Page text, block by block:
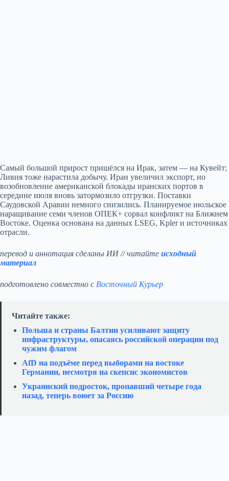
Самый большой прирост пришёлся на Ирак, затем — на Кувейт;
Ливия тоже нарастила добычу. Иран увеличил экспорт, но
возобновление американской блокады иранских портов в
середине июля вновь затормозило отгрузки. Поставки
Саудовской Аравии немного снизились. Планируемое июльское
наращивание семи членов ОПЕК+ сорвал конфликт на Ближнем
Востоке. Оценка основана на данных LSEG, Kpler и источниках
отрасли.
перевод и аннотация сделаны ИИ // читайте исходный
материал
подготовлено совместно с Восточный Курьер
Читайте также:
Польша и страны Балтии усиливают защиту
инфраструктуры, опасаясь российской операции под
чужим флагом
AfD на подъёме перед выборами на востоке
Германии, несмотря на скепсис экономистов
Украинский подросток, пропавший четыре года
назад, теперь воюет за Россию